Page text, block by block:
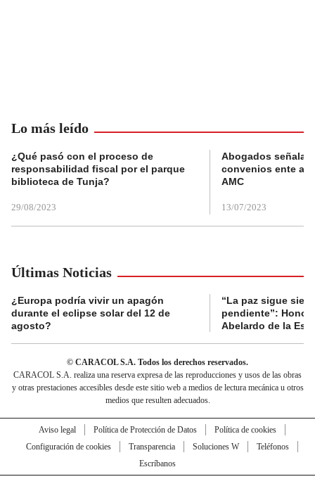
Lo más leído
¿Qué pasó con el proceso de
responsabilidad fiscal por el parque
biblioteca de Tunja?
29/08/2023
Abogados
convenios ente
AMC
13/07/2023
Últimas Noticias
¿Europa podría vivir un apagón
durante el eclipse solar del 12 de
agosto?
“La paz sigue
pendiente”:
Abelardo de la
© CARACOL S.A. Todos los derechos reservados.
CARACOL S.A. realiza una reserva expresa de las reproducciones y usos de las obras
y otras prestaciones accesibles desde este sitio web a medios de lectura mecánica u otros
medios que resulten adecuados.
Aviso legal Política de Protección de Datos
Política de cookies
Configuración de cookies
Transparencia Soluciones W
Teléfonos
Escríbanos